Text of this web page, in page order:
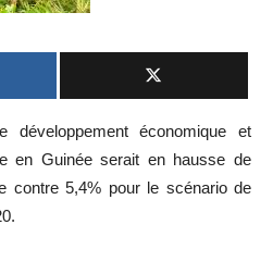
développement économique et
en Guinée serait en hausse de
contre 5,4% pour le scénario de